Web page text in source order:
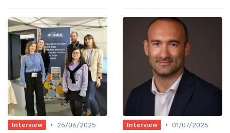
Interview •
26/06/2025
Interview • 01/07/2025